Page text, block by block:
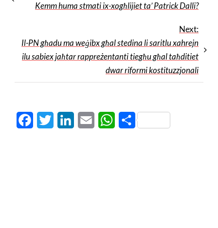
Kemm huma stmati ix-xogħlijiet ta’ Patrick Dalli?
Next:
Il-PN għadu ma weġibx għal stedina li saritlu xahrejn
ilu sabiex jaħtar rappreżentanti tiegħu għal taħditiet
dwar riformi kostituzzjonali
FacebookTwitter LinkedInEmail WhatsApp
Share